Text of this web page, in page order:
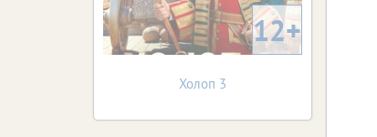
12+
Холоп 3